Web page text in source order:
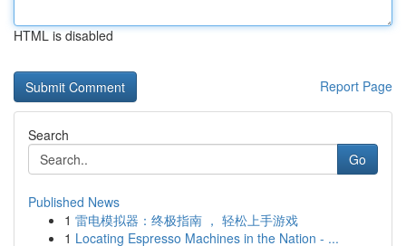
HTML is disabled
Report Page
Search
Go
Published News
1 雷电模拟器：终极指南 ， 轻松上手游戏
1 Locating Espresso Machines in the Nation - ...